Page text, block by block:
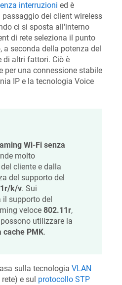
interruzioni ed è
dei client wireless
ci si sposta all'interno
di rete seleziona il punto
seconda della potenza del
di altri fattori. Ciò è
per una connessione stabile
IP e la tecnologia Voice
Wi-Fi senza
molto
cliente e dalla
del supporto del
k/v. Sui
supporto del
veloce 802.11r,
possono utilizzare la
cache PMK.
sulla tecnologia VLAN
e sul protocollo STP